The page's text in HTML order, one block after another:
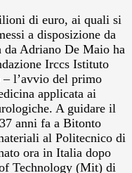
di euro, ai quali si
a disposizione da
da Adriano De Maio ha
Irccs Istituto
l’avvio del primo
applicata ai
A guidare il
anni fa a Bitonto
al Politecnico di
ora in Italia dopo
Technology (Mit) di